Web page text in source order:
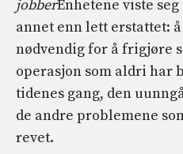
jobberEnhetene viste
annet enn lett erstattet:
nødvendig for å frigjøre
operasjon som aldri har
tidenes gang, den
de andre problemene
revet.